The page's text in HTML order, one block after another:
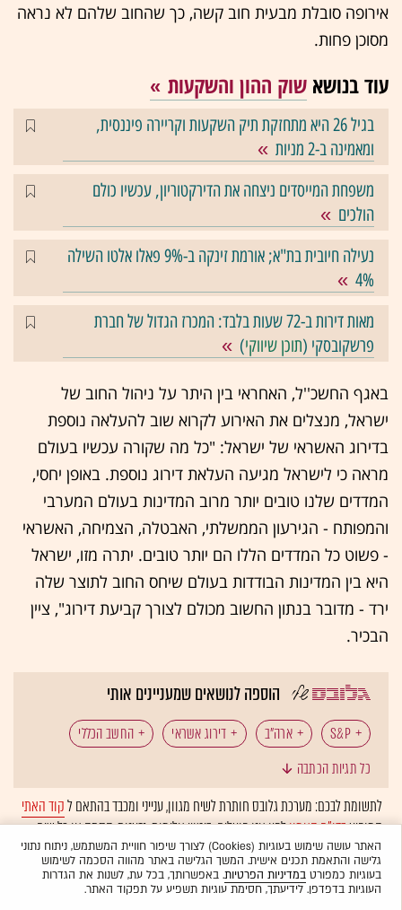
אירופה סובלת מבעית חוב קשה, כך שהחוב שלהם לא נראה
מסוכן פחות.
עוד בנושא שוק ההון והשקעות
בגיל 26 היא מתחזקת תיק השקעות וקריירה פיננסית,
ומאמינה ב-2 מניות
משפחת המייסדים ניצחה את הדירקטוריון, עכשיו כולם
הולכים
נעילה חיובית בת"א; אורמת זינקה ב-9% פאלו אלטו השילה
4%
מאות דירות ב-72 שעות בלבד: המכרז הגדול של חברת
פרשקובסקי (תוכן שיווקי)
באגף החשכ''ל, האחראי בין היתר על ניהול החוב של
ישראל, מנצלים את האירוע לקרוא שוב להעלאה נוספת
בדירוג האשראי של ישראל: "כל מה שקורה עכשיו בעולם
מראה כי לישראל מגיעה העלאת דירוג נוספת. באופן יחסי,
המדדים שלנו טובים יותר מרוב המדינות בעולם המערבי
והמפותח - הגירעון הממשלתי, האבטלה, הצמיחה, האשראי
- פשוט כל המדדים הללו הם יותר טובים. יתרה מזו, ישראל
היא בין המדינות הבודדות בעולם שיחס החוב לתוצר שלה
ירד - מדובר בנתון החשוב מכולם לצורך קביעת דירוג", ציין
הבכיר.
הוספה לנושאים שמעניינים אותי
S&P ארה"ב דירוג אשראי החשב הכללי
משרד האוצר
כל תגיות הכתבה
לתשומת לבכם: מערכת גלובס חותרת לשיח מגוון, ענייני ומכבד בהתאם לקוד האתי
המופיעבדו"ח האמוןלפיו אנו פועלים. ביטויי אלימות, גזענות, הסתה או כל שיח
בלתי הולם אחר מסוננים בצורהאוטומטיתולא יפורסמו באתר.
האתר עושה שימוש בעוגיות (Cookies) לצורך שיפור חוויית המשתמש, ניתוח נתוני
גלישה והתאמת תכנים אישית. המשך הגלישה באתר מהווה הסכמה לשימוש
בעוגיות כמפורטבמדיניות הפרטיות. באפשרותך, בכל עת, לשנות את הגדרות
העוגיות בדפדפן. לידיעתך, חסימת עוגיות תשפיע על תפקוד האתר.